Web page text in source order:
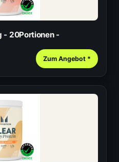
- 20Portionen -
Zum Angebot *